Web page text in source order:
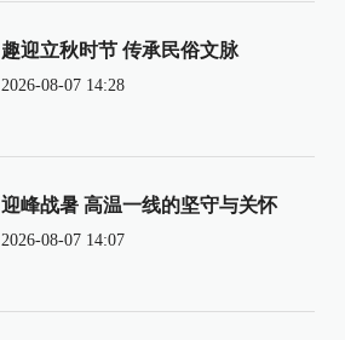
趣迎立秋时节 传承民俗文脉
2026-08-07 14:28
迎峰战暑 高温一线的坚守与关怀
2026-08-07 14:07